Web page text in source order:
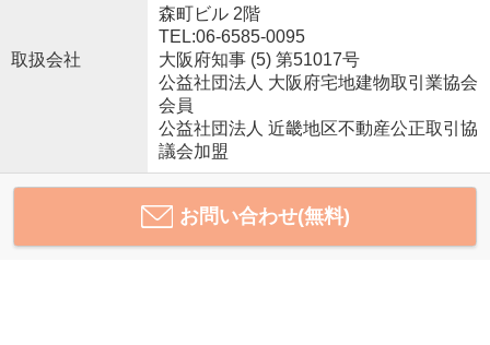
取扱会社
森町ビル 2階
TEL:06-6585-0095
大阪府知事 (5) 第51017号
公益社団法人 大阪府宅地建物取引業協会
会員
公益社団法人 近畿地区不動産公正取引協
議会加盟
お問い合わせ(無料)